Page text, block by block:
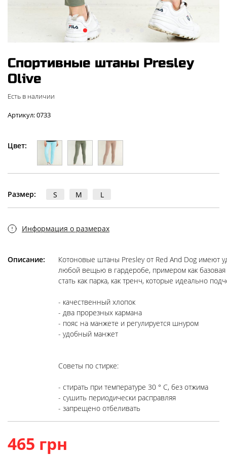
Спортивные штаны Presley
Olive
Есть в наличии
Артикул: 0733
Цвет:
Размер: S M L
Информация о размерах
Описание:
Котоновые штаны Presley от Red And Dog имеют
любой вещью в гардеробе, примером как
стать как парка, как тренч, которые идеально
- качественный хлопок
- два прорезных кармана
- пояс на манжете и регулируется шнуром
- удобный манжет
Советы по стирке:
- стирать при температуре 30 ° C, без отжима
- сушить периодически расправляя
- запрещено отбеливать
465 грн